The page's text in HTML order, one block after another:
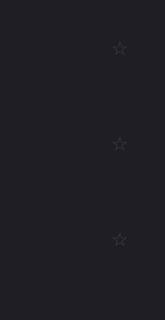
☆
☆
☆